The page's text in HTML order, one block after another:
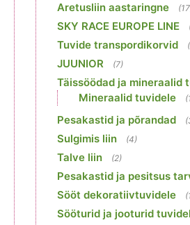
Aretusliin aastaringne
SKY RACE EUROPE LINE
Tuvide transpordikorvid
JUUNIOR (7)
Täissöödad ja mineraalid
Mineraalid tuvidele
Pesakastid ja põrandad
Sulgimis liin (4)
Talve liin (2)
Pesakastid ja pesitsus
Sööt dekoratiivtuvidele
Sööturid ja jooturid